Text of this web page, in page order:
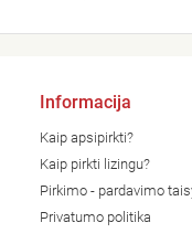
Informacija
Kaip apsipirkti?
Kaip pirkti lizingu?
Pirkimo - pardavimo
Privatumo politika